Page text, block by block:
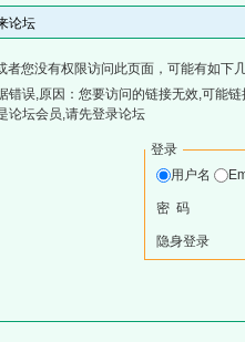
论坛
者您没有权限访问此页面，可能有如下
错误,原因：您要访问的链接无效,可能
论坛会员,请先登录论坛
登录
用户名
密 码
隐身登录